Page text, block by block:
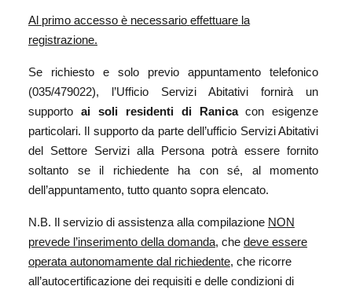
Al primo accesso è necessario effettuare la
registrazione.
Se richiesto e solo previo appuntamento
telefonico
(035/479022), l’Ufficio
Servizi Abitativi fornirà un
supporto
ai soli residenti di Ranica con
esigenze
particolari. Il supporto da parte dell’ufficio Servizi Abitativi
del Settore Servizi alla Persona potrà essere fornito
soltanto se il richiedente ha con sé, al momento
dell’appuntamento, tutto quanto sopra elencato.
N.B. Il servizio di assistenza alla compilazione NON
prevede l’inserimento della domanda, che deve essere
operata autonomamente dal richiedente, che ricorre
all’autocertificazione dei requisiti e delle condizioni di